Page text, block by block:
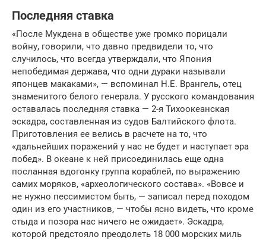
Последняя ставка
«После Мукдена в обществе уже громко порицали
войну, говорили, что давно предвидели то, что
случилось, что всегда утверждали, что Япония
непобедимая держава, что одни дураки называли
японцев макаками», — вспоминал Н.Е. Врангель, отец
знаменитого белого генерала. У русского командования
оставалась последняя ставка — 2-я Тихоокеанская
эскадра, составленная из судов Балтийского флота.
Приготовления ее велись в расчете на то, что
«дальнейших поражений у нас не будет и наступает эра
побед». В океане к ней присоединилась еще одна
посланная вдогонку группа кораблей, по выражению
самих моряков, «археологического состава». «Вовсе и
не нужно пессимистом быть, — записал перед походом
один из его участников, — чтобы ясно видеть, что кроме
стыда и позора нас ничего не ожидает». Эскадра,
которой предстояло преодолеть 18 000 морских миль